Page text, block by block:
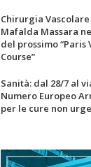
Chirurgia Vascolare
Mafalda Massara
del prossimo “Paris
Course”
Sanità: dal 28/7 al
Numero Europeo
per le cure non